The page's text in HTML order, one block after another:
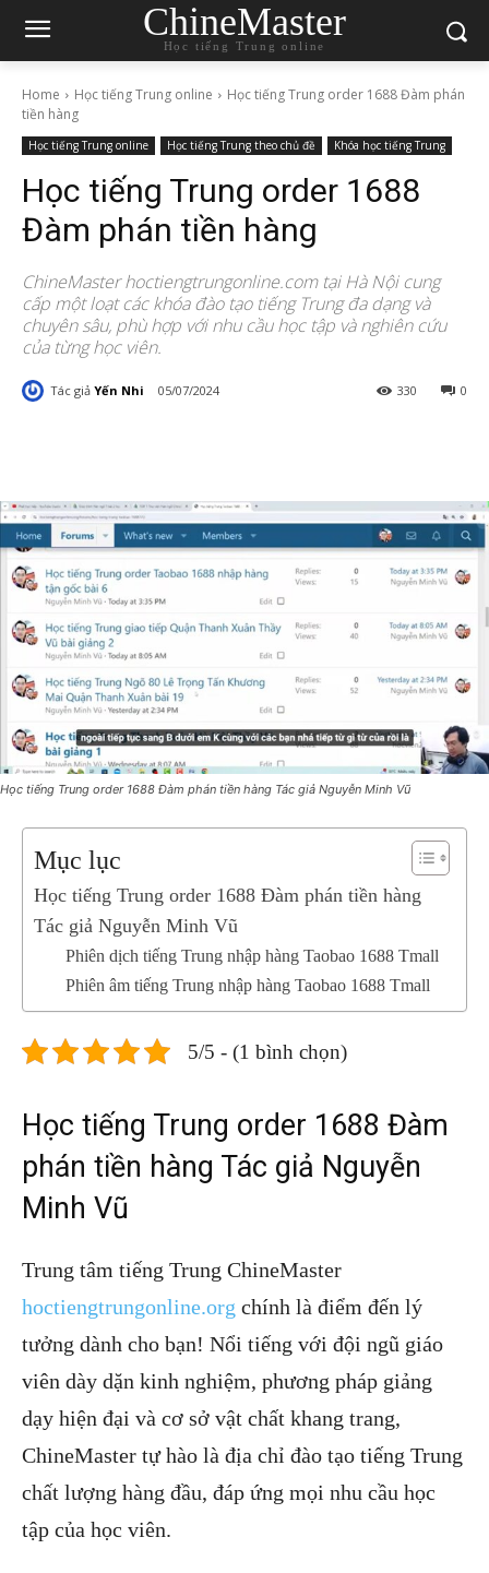
ChineMaster
Học tiếng Trung online
Home Học tiếng Trung online
Học tiếng Trung order 1688 Đàm phán
tiền hàng
Học tiếng Trung online Học tiếng Trung theo chủ đề Khóa học tiếng Trung
Học tiếng Trung order 1688
Đàm phán tiền hàng
ChineMaster hoctiengtrungonline.com tại Hà Nội cung
cấp một loạt các khóa đào tạo tiếng Trung đa dạng và
chuyên sâu, phù hợp với nhu cầu học tập và nghiên cứu
của từng học viên.
Tác giả Yến Nhi 05/07/2024 0
330
Học tiếng Trung order 1688 Đàm phán tiền hàng Tác giả Nguyễn Minh Vũ
Mục lục
Học tiếng Trung order 1688 Đàm phán tiền hàng
Tác giả Nguyễn Minh Vũ
Phiên dịch tiếng Trung nhập hàng Taobao 1688 Tmall
Phiên âm tiếng Trung nhập hàng Taobao 1688 Tmall
5/5 - (1 bình chọn)
Học tiếng Trung order 1688 Đàm
phán tiền hàng Tác giả Nguyễn
Minh Vũ
Trung tâm tiếng Trung ChineMaster
hoctiengtrungonline.org chính là điểm đến lý
tưởng dành cho bạn! Nổi tiếng với đội ngũ giáo
viên dày dặn kinh nghiệm, phương pháp giảng
dạy hiện đại và cơ sở vật chất khang trang,
ChineMaster tự hào là địa chỉ đào tạo tiếng Trung
chất lượng hàng đầu, đáp ứng mọi nhu cầu học
tập của học viên.